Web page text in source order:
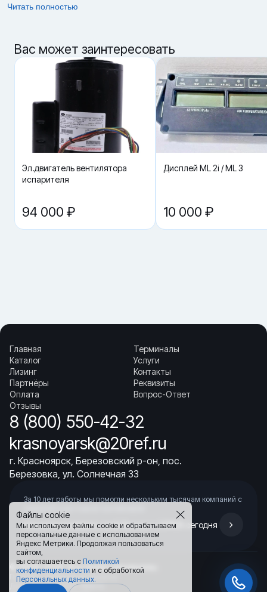
Файлы cookie
Мы используем файлы cookie и обрабатываем
персональные данные с использованием
Яндекс Метрики. Продолжая пользоваться
сайтом,
вы соглашаетесь с Политикой
конфиденциальности и с обработкой
Персональных данных.
количество полюсов, а также соответствие конкретной схеме/
7842-13.
Артикул: 66U1-7842-13
Ключевые характеристики для проверки
совместимости
· Тип: автоматический выключатель / Circuit Breaker.
· Номинал: 25 A.
· Полюсность: 3-полюсный (3 Pole).
· Подбор: по артикулу + по параметрам щита/схемы (номинал и
полюса должны совпадать).
Где применяется
как элемент защиты одной из силовых/управляющих линий.
· При ремонте после перегрузки, короткого замыкания,
контактов.
· В рамках планового обслуживания, когда требуется
восстановить штатную схему защиты цепей.
▼ Можно ли поставить “похожий” автомат другого
номинала?
▼ Какие признаки указывают на неисправность
автомата?
▼ Какие данные ускорят подбор и оформление
заказа?
▼ Где купить автомат Carrier 66U1-7842-13 в
Красноярске?
Читать полностью
Вас может заинтересовать
Эл.двигатель вентилятора
испарителя
94 000 ₽
Дисплей ML 2i / ML 3
10 000 ₽
Главная
Каталог
Лизинг
Партнёры
Оплата
Отзывы
Терминалы
Услуги
Контакты
Реквизиты
Вопрос-Ответ
8 (800) 550-42-32
krasnoyarsk@20ref.ru
г. Красноярск, Березовский р-он, пос.
Березовка, ул. Солнечная 33
За 10 лет работы мы помогли нескольким тысячам компаний с
Начните развивать свой бизнес с 20РЕФ сегодня
© 2008–2026.Все права защищены.
Политика конфиденциальности
Договор публичной оферты